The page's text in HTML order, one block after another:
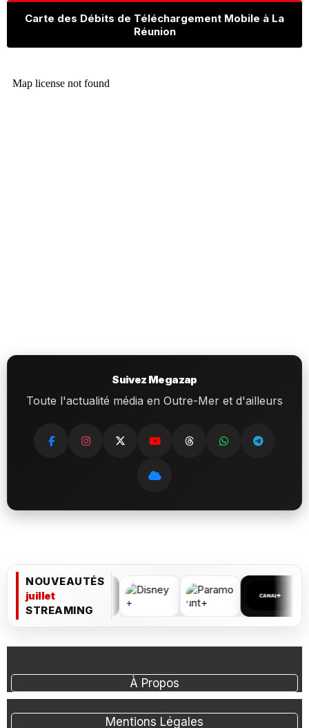
Carte des Débits de Téléchargement Mobile à La
Réunion
Suivez Megazap
Toute l'actualité média en Outre-Mer et d'ailleurs
NOUVEAUTÉS
juillet
STREAMING
À Propos
Mentions Légales